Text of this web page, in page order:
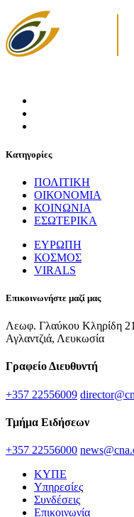
Κατηγορίες
ΠΟΛΙΤΙΚΗ
ΟΙΚΟΝΟΜΙΑ
ΚΟΙΝΩΝΙΑ
ΕΣΩΤΕΡΙΚΑ
ΕΥΡΩΠΗ
ΚΟΣΜΟΣ
VIRALS
Επικοινωνήστε μαζί μας
Λεωφ. Γλαύκου Κληρίδη
Αγλαντζιά, Λευκωσία
Γραφείο Διευθυντή
+357 22556009
Τμήμα Ειδήσεων
+357 22556000
ΚΥΠΕ
Υπηρεσίες
Συνδέσεις
Επικοινωνία